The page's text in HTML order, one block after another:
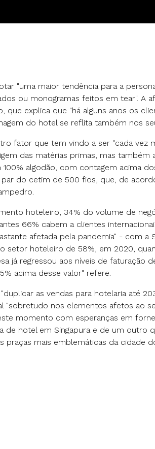
"uma maior tendência para a
ou monogramas feitos em tear". A
que explica que "há alguns anos os
do hotel se reflita também nos
fator que tem vindo a ser "cada vez
das matérias primas, mas
algodão, com contagem acima
do cetim de 500 fios, que, de
hoteleiro, 34% do volume de
66% cabem a clientes
afetada pela pandemia" - com a
setor hoteleiro de 58%, em 2020,
já regressou aos níveis de faturação
acima desse valor" refere.
as vendas para hotelaria até
"sobretudo nos elementos afetos ao
momento com esperanças em
de hotel em Singapura e de um outro
praças mais emblemáticas da cidade